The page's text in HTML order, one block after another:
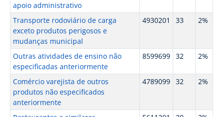
apoio administrativo
Transporte rodoviário de carga
exceto produtos perigosos e
mudanças municipal
4930201 33 2%
Outras atividades de ensino não
especificadas anteriormente
8599699 32 2%
Comércio varejista de outros
produtos não especificados
anteriormente
4789099 32 2%